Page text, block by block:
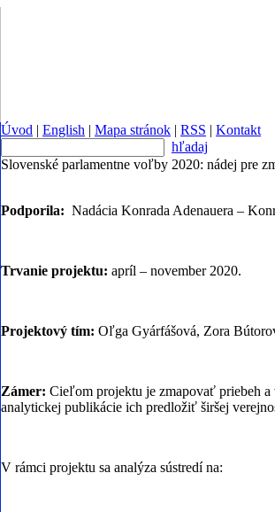
Úvod | English | Mapa stránok | RSS | Kontakt
hľadaj
Slovenské parlamentne voľby 2020: nádej pre
Podporila: Nadácia Konrada Adenauera –
Trvanie projektu: apríl – november 2020.
Projektový tím: Oľga Gyárfášová, Zora
Zámer: Cieľom projektu je zmapovať priebeh
analytickej publikácie ich predložiť širšej
V rámci projektu sa analýza sústredí na: